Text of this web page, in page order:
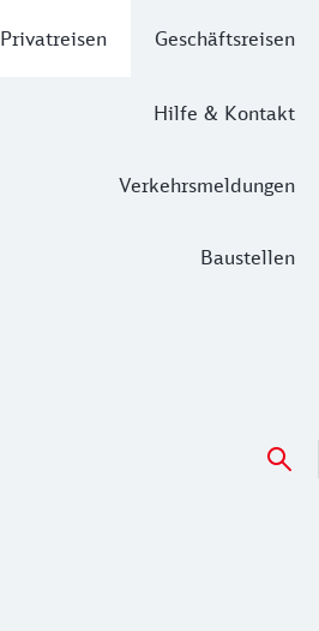
Privatreisen Geschäftsreisen
Hilfe & Kontakt
Verkehrsmeldungen
Baustellen